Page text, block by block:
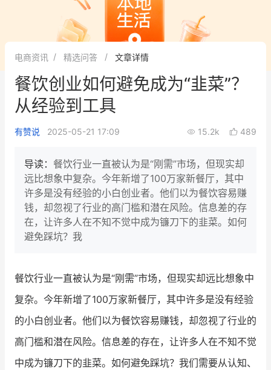
新零售最佳实践
面对面聊增长
新零售大会
增长产品指南
智库 产品场景库
产品更新动态
新零售资讯
培训课程
电商资讯 精选问答 文章详情
餐饮创业如何避免成为“韭菜”？
从经验到工具
有赞说 2025-05-21 17:09 15.2k 489
导读： 餐饮行业一直被认为是“刚需”市场，但现实却
远比想象中复杂。今年新增了100万家新餐厅，其中
许多是没有经验的小白创业者。他们以为餐饮容易赚
钱，却忽视了行业的高门槛和潜在风险。信息差的存
在，让许多人在不知不觉中成为镰刀下的韭菜。如何
避免踩坑？我
餐饮行业一直被认为是“刚需”市场，但现实却远比想象中
复杂。今年新增了100万家新餐厅，其中许多是没有经验
的小白创业者。他们以为餐饮容易赚钱，却忽视了行业的
高门槛和潜在风险。信息差的存在，让许多人在不知不觉
中成为镰刀下的韭菜。如何避免踩坑？我们需要从认知、